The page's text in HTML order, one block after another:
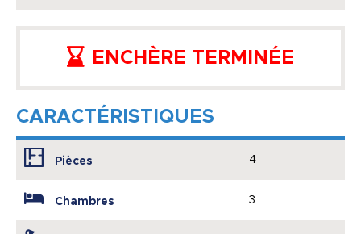
ENCHÈRE TERMINÉE
CARACTÉRISTIQUES
Pièces 4
Chambres 3